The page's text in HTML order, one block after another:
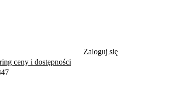
Zaloguj się
ceny i dostępności